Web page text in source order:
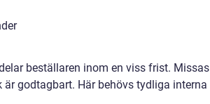
beställaren inom en viss frist. Missas
godtagbart. Här behövs tydliga interna